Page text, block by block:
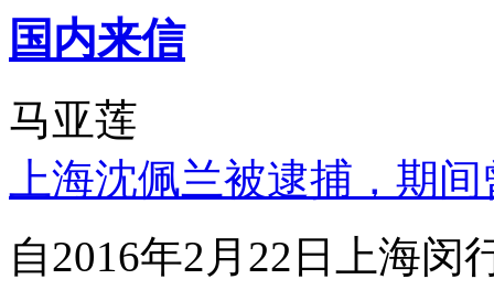
国内来信
马亚莲
上海沈佩兰被逮捕，期
自2016年2月22日上海